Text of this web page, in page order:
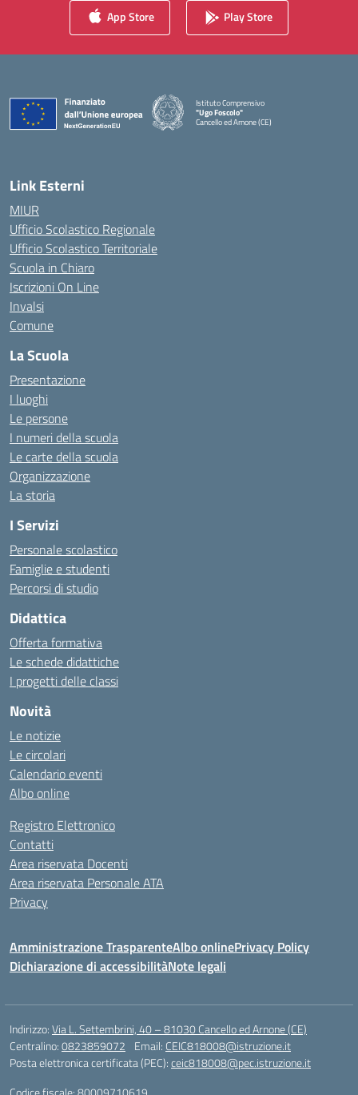
App Store Play Store
Istituto Comprensivo
"Ugo Foscolo"
Cancello ed Arnone (CE)
Link Esterni
MIUR
Ufficio Scolastico Regionale
Ufficio Scolastico Territoriale
Scuola in Chiaro
Iscrizioni On Line
Invalsi
Comune
La Scuola
Presentazione
I luoghi
Le persone
I numeri della scuola
Le carte della scuola
Organizzazione
La storia
I Servizi
Personale scolastico
Famiglie e studenti
Percorsi di studio
Didattica
Offerta formativa
Le schede didattiche
I progetti delle classi
Novità
Le notizie
Le circolari
Calendario eventi
Albo online
Registro Elettronico
Contatti
Area riservata Docenti
Area riservata Personale ATA
Privacy
Amministrazione TrasparenteAlbo onlinePrivacy Policy
Dichiarazione di accessibilitàNote legali
Indirizzo:Via L. Settembrini, 40 – 81030 Cancello ed Arnone (CE)
Centralino:0823859072 Email: CEIC818008@istruzione.it
Posta elettronica certificata (PEC):ceic818008@pec.istruzione.it